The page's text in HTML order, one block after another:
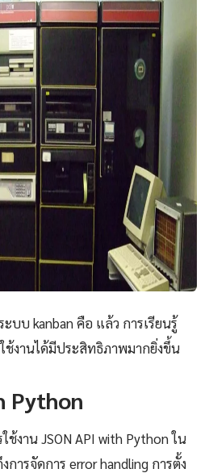
บบ kanban คือ แล้ว การเรียนรู้
งานได้มีประสิทธิภาพมากยิ่งขึ้น
Python
งาน JSON API with Python ใน
ารจัดการ error handling การตั้ง